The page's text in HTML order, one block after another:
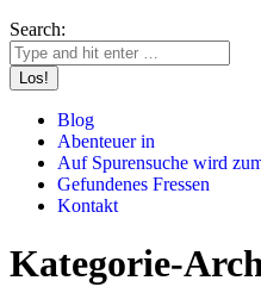
Search:
Blog
Abenteuer in
Auf Spurensuche wird
Gefundenes Fressen
Kontakt
Kategorie-